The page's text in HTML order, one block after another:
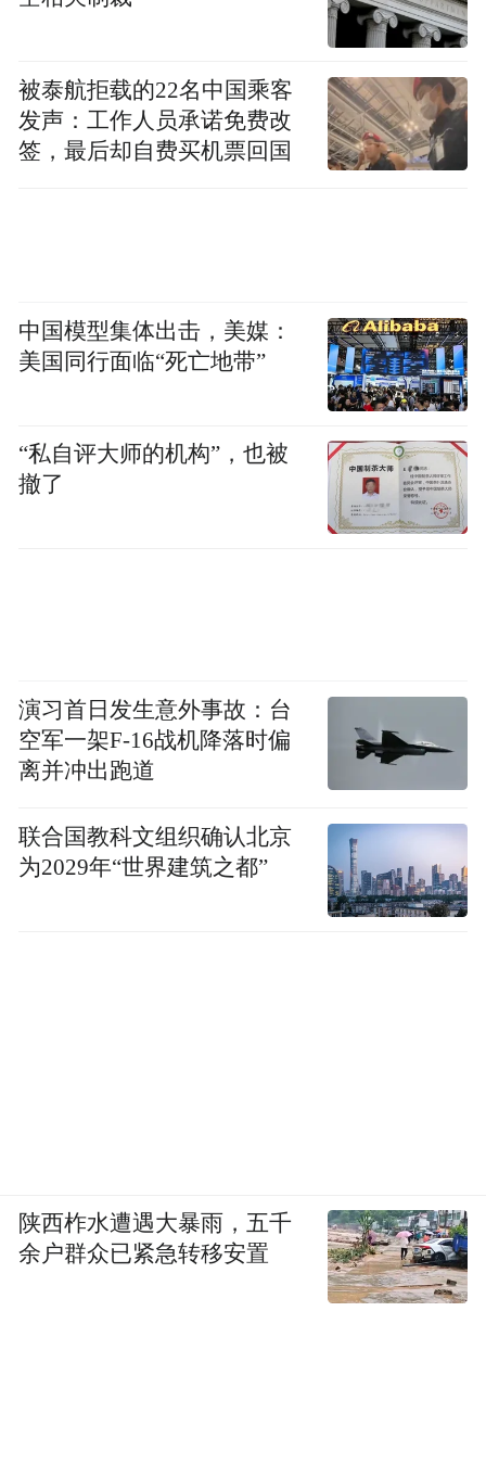
接下来，劳动社区将继续深耕居民切实需
要，不断挖掘本地科学教育资源，开展更多
在社区青少年心中生根发芽。
文/凤凰网深圳 陈婉霖 实习生 叶沛瑜
被泰航拒载的22名中国乘客
发声：工作人员承诺免费改
签，最后却自费买机票回国
中国模型集体出击，美媒：
美国同行面临“死亡地带”
“私自评大师的机构”，也被
撤了
演习首日发生意外事故：台
空军一架F-16战机降落时偏
离并冲出跑道
联合国教科文组织确认北京
为2029年“世界建筑之都”
陕西柞水遭遇大暴雨，五千
余户群众已紧急转移安置